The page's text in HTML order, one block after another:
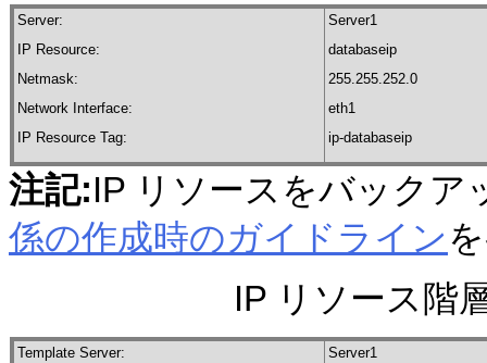
Server:
IP Resource:
Netmask:
Network Interface:
IP Resource Tag:
Server1
databaseip
255.255.252.0
eth1
ip-databaseip
注記:IP リソースをバックア
係の作成時のガイドライン
IP リソース階
Template Server:
Server1